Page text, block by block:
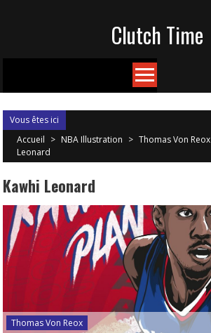
Clutch Time
Vous êtes ici
Accueil > NBA Illustration > Thomas Von Reox
Leonard
Kawhi Leonard
Thomas Von Reox